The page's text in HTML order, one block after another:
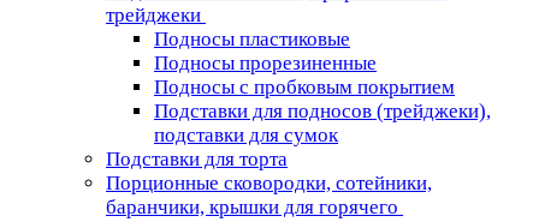
трейджеки
Подносы пластиковые
Подносы прорезиненные
Подносы с пробковым покрытием
Подставки для подносов (трейджеки),
подставки для сумок
Подставки для торта
Порционные сковородки, сотейники,
баранчики, крышки для горячего